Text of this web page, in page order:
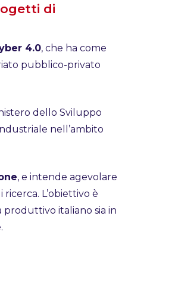
di
4.0, che ha come
pubblico-privato
dello Sviluppo
nell’ambito
, e intende agevolare
L’obiettivo è
italiano sia in